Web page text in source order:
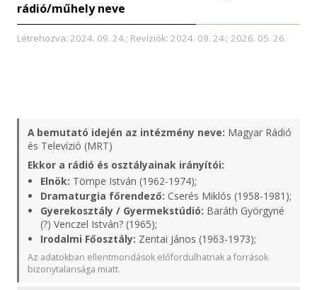
rádió/műhely neve
Létrehozva: 2024. 09. 24.; Revíziók: 2024. 09. 24.; 2026. 05. 26.
A bemutató idején az intézmény neve: Magyar Rádió
és Televízió (MRT)
Ekkor a rádió és osztályainak irányítói:
Elnök: Tömpe István (1962-1974);
Dramaturgia főrendező: Cserés Miklós (1958-1981);
Gyerekosztály / Gyermekstúdió: Baráth Györgyné
(?) Venczel István? (1965);
Irodalmi Főosztály: Zentai János (1963-1973);
Az adatokban ellentmondások előfordulhatnak a források
bizonytalansága miatt.